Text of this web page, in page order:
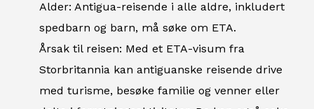
Alder: Antigua-reisende i alle aldre, inkludert
spedbarn og barn, må søke om ETA.
Årsak til reisen: Med et ETA-visum fra
Storbritannia kan antiguanske reisende drive
med turisme, besøke familie og venner eller